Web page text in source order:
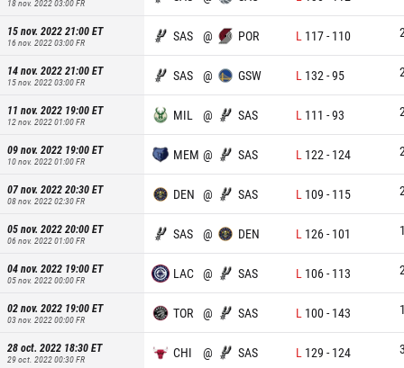
18 nov. 2022 03:00FR
15 nov. 2022 21:00ET
16 nov. 2022 03:00FR SAS @ POR L 117- 110
14 nov. 2022 21:00ET
15 nov. 2022 03:00FR SAS @ GSW L 132 -95
11 nov. 2022 19:00ET
12 nov. 2022 01:00FR MIL @ SAS L 111 -93
09 nov. 2022 19:00ET
10 nov. 2022 01:00FR MEM @ SAS L 122 - 124
07 nov. 2022 20:30ET
08 nov. 2022 02:30FR DEN @ SAS L 109 - 115
05 nov. 2022 20:00ET
06 nov. 2022 01:00FR SAS @ DEN L 126- 101
04 nov. 2022 19:00ET
05 nov. 2022 00:00FR LAC @ SAS L 106- 113
02 nov. 2022 19:00ET
03 nov. 2022 00:00FR TOR @ SAS L 100- 143
28 oct. 2022 18:30ET
29 oct. 2022 00:30FR CHI @ SAS L 129 - 124